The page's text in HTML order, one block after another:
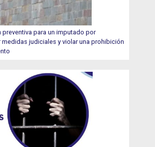
preventiva para un imputado por
judiciales y violar una prohibición